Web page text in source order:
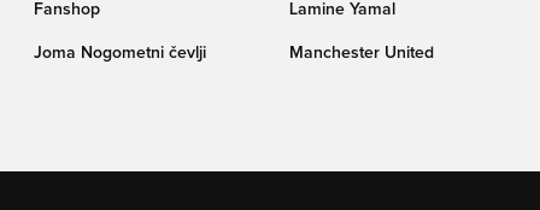
Fanshop Lamine Yamal
Joma Nogometni čevlji Manchester United